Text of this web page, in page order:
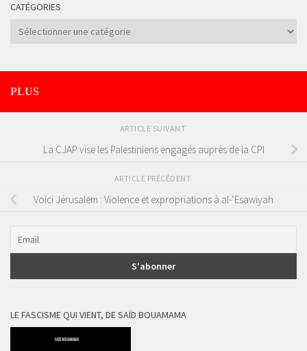
CATÉGORIES
Catégories
PLUS
ARTICLE SUIVANT
La CJAP vise les Palestiniens engagés auprès de la CPI
ARTICLE PRÉCÉDENT
Voici Jérusalem : Violence et expropriations à al-‘Esawiyah
LE FASCISME QUI VIENT, DE SAÏD BOUAMAMA